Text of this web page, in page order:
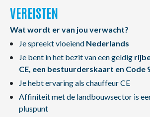
VEREISTEN
Wat wordt er van jou verwacht?
Je spreekt vloeiend Nederlands
Je bent in het bezit van een geldig
CE, een bestuurderskaart en Code
Je hebt ervaring als chauffeur CE
Affiniteit met de landbouwsector is
pluspunt